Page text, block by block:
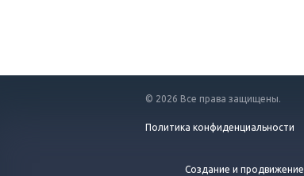
© 2026 Все права защищены.
Политика конфиденциальности
Создание и продвижение